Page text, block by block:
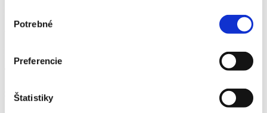
súhlasu
Potrebné
Preferencie
Štatistiky
Odber možný iba osobne v Záhradnom centre vo Svite.
Od 103,40